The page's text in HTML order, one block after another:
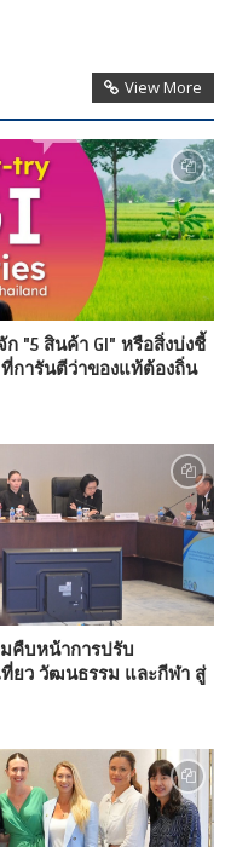
View More
"5 สินค้า GI" หรือสิ่งบ่งชี้
การันตีว่าของแท้ต้องถิ่น
คืบหน้าการปรับ
ที่ยว วัฒนธรรม และกีฬา สู่